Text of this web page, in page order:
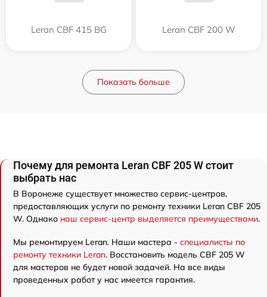
Leran CBF 415 BG Leran CBF 200 W
Показать больше
Почему для ремонта Leran CBF 205 W стоит
выбрать нас
В Воронеже существует множество сервис-центров,
предоставляющих услуги по ремонту техники Leran CBF 205
W. Однако наш сервис-центр выделяется преимуществами.
Мы ремонтируем Leran. Наши мастера - специалисты по
ремонту техники Leran. Восстановить модель CBF 205 W
для мастеров не будет новой задачей. На все виды
проведенных работ у нас имеется гарантия.